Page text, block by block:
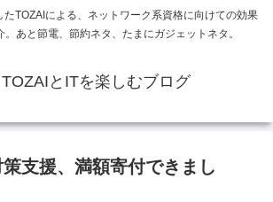
TOZAIによる、ネットワーク系資格に向けての効果
あと節電、節約ネタ、たまにガジェットネタ。
とITを楽しむブログ
支援、満額寄付できまし